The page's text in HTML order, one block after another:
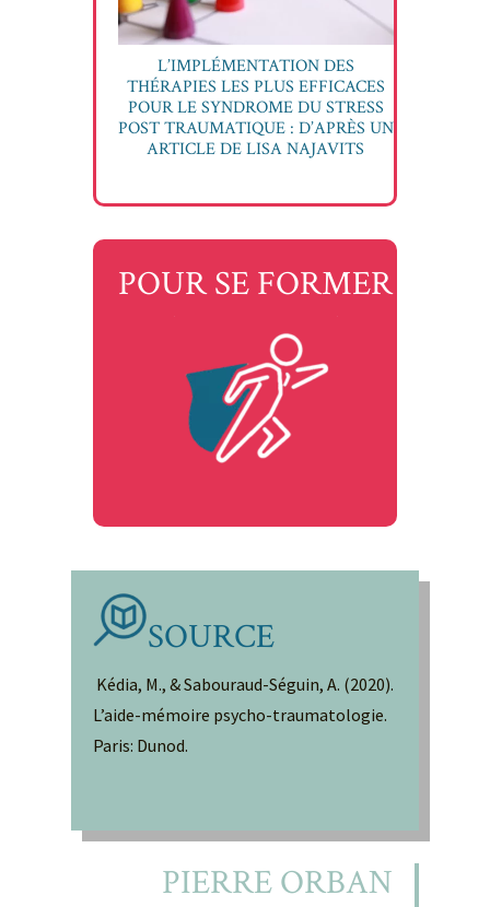
L’IMPLÉMENTATION DES
THÉRAPIES LES PLUS EFFICACES
POUR LE SYNDROME DU STRESS
POST TRAUMATIQUE : D’APRÈS UN
ARTICLE DE LISA NAJAVITS
POUR SE FORMER
SOURCE
Kédia, M., & Sabouraud-Séguin, A. (2020).
L’aide-mémoire psycho-traumatologie.
Paris: Dunod.
PIERRE ORBAN